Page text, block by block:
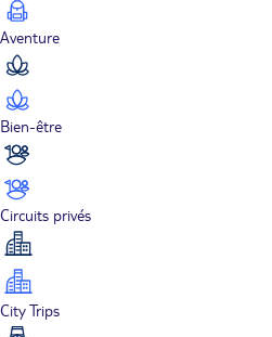
Aventure
Bien-être
Circuits privés
City Trips